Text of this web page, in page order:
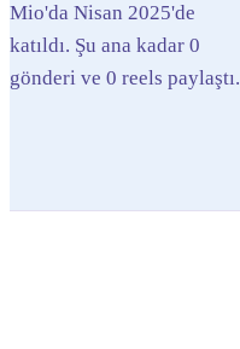
Mio'da Nisan 2025'de
katıldı. Şu ana kadar 0
gönderi ve 0 reels paylaştı.